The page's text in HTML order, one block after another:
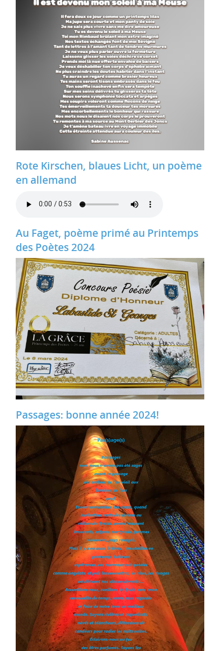
Rote Kirschen, blaues Licht, un poème
en allemand
Au Faget, poème primé au Printemps
des Poètes 2024
Passages: bonne année 2024!